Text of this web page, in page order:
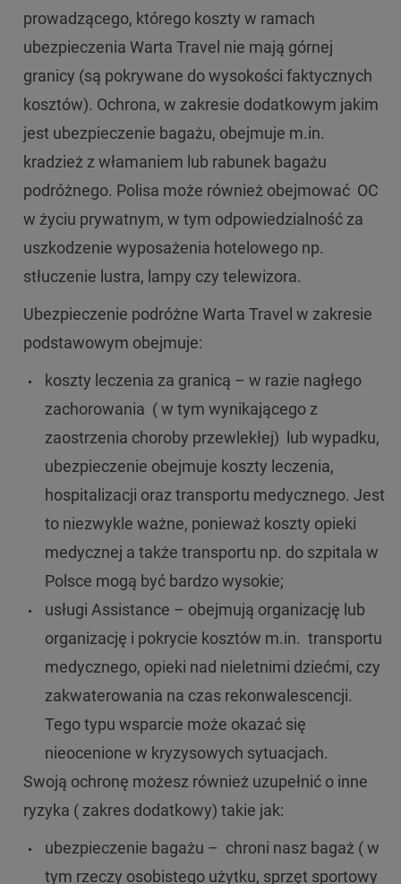
prowadzącego, którego koszty w ramach
ubezpieczenia Warta Travel nie mają górnej
granicy (są pokrywane do wysokości faktycznych
kosztów). Ochrona, w zakresie dodatkowym jakim
jest ubezpieczenie bagażu, obejmuje m.in.
kradzież z włamaniem lub rabunek bagażu
podróżnego. Polisa może również obejmować OC
w życiu prywatnym, w tym odpowiedzialność za
uszkodzenie wyposażenia hotelowego np.
stłuczenie lustra, lampy czy telewizora.
Ubezpieczenie podróżne Warta Travel w zakresie
podstawowym obejmuje:
koszty leczenia za granicą – w razie nagłego
zachorowania ( w tym wynikającego z
zaostrzenia choroby przewlekłej) lub wypadku,
ubezpieczenie obejmuje koszty leczenia,
hospitalizacji oraz transportu medycznego. Jest
to niezwykle ważne, ponieważ koszty opieki
medycznej a także transportu np. do szpitala w
Polsce mogą być bardzo wysokie;
usługi Assistance – obejmują organizację lub
organizację i pokrycie kosztów m.in. transportu
medycznego, opieki nad nieletnimi dziećmi, czy
zakwaterowania na czas rekonwalescencji.
Tego typu wsparcie może okazać się
nieocenione w kryzysowych sytuacjach.
Swoją ochronę możesz również uzupełnić o inne
ryzyka ( zakres dodatkowy) takie jak:
ubezpieczenie bagażu – chroni nasz bagaż ( w
tym rzeczy osobistego użytku, sprzęt sportowy